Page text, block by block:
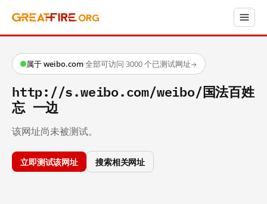
属于 weibo.com·全部可访问·3000 个已测试网址→
http://s.weibo.com/weibo/国法百姓
忘 一边
该网址尚未被测试。
立即测试该网址 搜索相关网址